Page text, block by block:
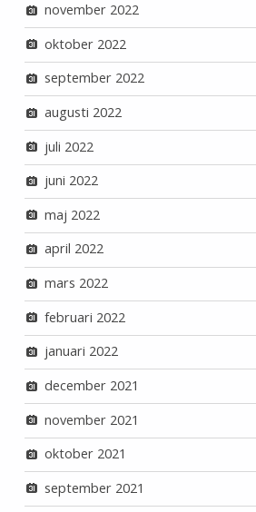
november 2022
oktober 2022
september 2022
augusti 2022
juli 2022
juni 2022
maj 2022
april 2022
mars 2022
februari 2022
januari 2022
december 2021
november 2021
oktober 2021
september 2021